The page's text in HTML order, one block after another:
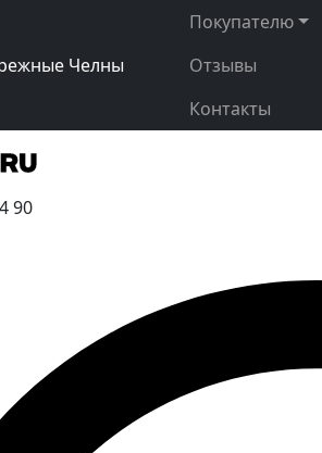
Челны
Покупателю
Отзывы
Контакты
90